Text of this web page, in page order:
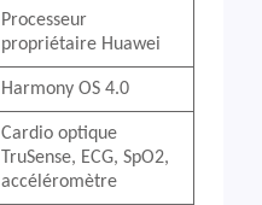
Processeur
propriétaire Huawei
Harmony OS 4.0
Cardio optique
TruSense, ECG, SpO2,
accéléromètre